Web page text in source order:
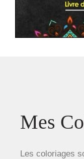
Mes
Les coloriages